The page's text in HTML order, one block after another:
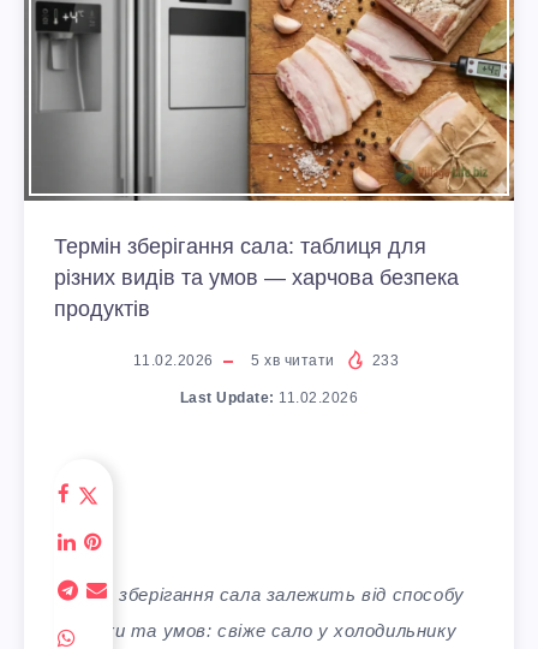
Термін зберігання сала: таблиця для
різних видів та умов — харчова безпека
продуктів
11.02.2026 5 хв читати 233
Last Update: 11.02.2026
Термін зберігання сала залежить від способу
обробки та умов: свіже сало у холодильнику